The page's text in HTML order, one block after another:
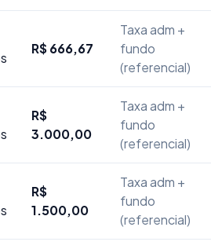
R$ 666,67
Taxa adm +
fundo
(referencial)
R$
3.000,00
Taxa adm +
fundo
(referencial)
R$
1.500,00
Taxa adm +
fundo
(referencial)